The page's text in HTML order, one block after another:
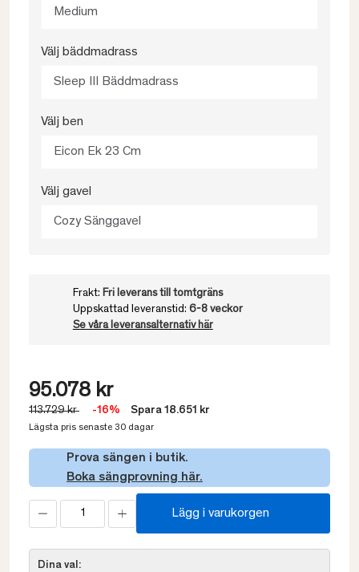
Medium
Välj bäddmadrass
Sleep III Bäddmadrass
Välj ben
Eicon Ek 23 Cm
Välj gavel
Cozy Sänggavel
Frakt: Fri leverans till tomtgräns
Uppskattad leveranstid: 6-8 veckor
Se våra leveransalternativ här
95.078 kr
113.729 kr -16% Spara 18.651 kr
Lägsta pris senaste 30 dagar
Prova sängen i butik.
Boka sängprovning här.
Lägg i varukorgen
Dina val: